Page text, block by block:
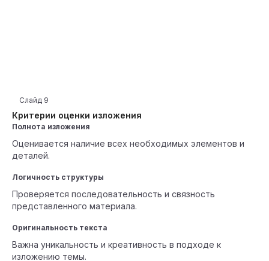
Критерии оценки изложения
Слайд 9
Полнота изложения
Оценивается наличие всех необходимых элементов и
деталей.
Логичность структуры
Проверяется последовательность и связность
представленного материала.
Оригинальность текста
Важна уникальность и креативность в подходе к
изложению темы.